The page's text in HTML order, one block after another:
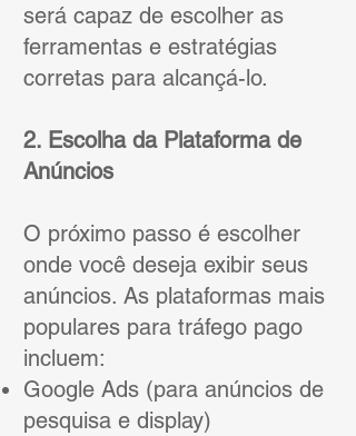
será capaz de escolher as
ferramentas e estratégias
corretas para alcançá-lo.
2. Escolha da Plataforma de
Anúncios
O próximo passo é escolher
onde você deseja exibir seus
anúncios. As plataformas mais
populares para tráfego pago
incluem:
Google Ads (para anúncios de
pesquisa e display)